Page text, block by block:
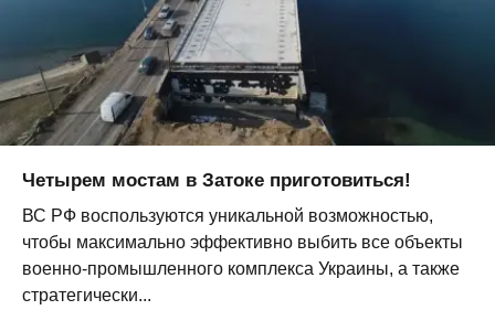
Четырем мостам в Затоке приготовиться!
ВС РФ воспользуются уникальной возможностью,
чтобы максимально эффективно выбить все объекты
военно-промышленного комплекса Украины, а также
стратегически...